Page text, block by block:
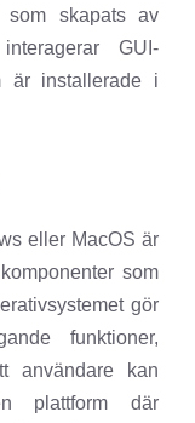
som skapats av
GUI-
är installerade i
eller MacOS är
som
gör
funktioner,
användare kan
plattform där